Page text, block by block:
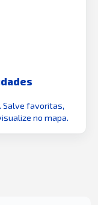
Salve favoritas,
no mapa.